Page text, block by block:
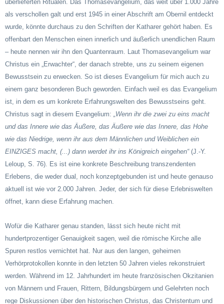
überlieferten Ritualen. Das Thomasevangelium, das weit über 1.000 Jahre
als verschollen galt und erst 1945 in einer Abschrift am Obernil entdeckt
wurde, könnte durchaus zu den Schriften der Katharer gehört haben. Es
offenbart den Menschen einen innerlich und äußerlich unendlichen Raum
– heute nennen wir ihn den Quantenraum. Laut Thomasevangelium war
Christus ein „Erwachter“, der danach strebte, uns zu seinem eigenen
Bewusstsein zu erwecken. So ist dieses Evangelium für mich auch zu
einem ganz besonderen Buch geworden. Einfach weil es das Evangelium
ist, in dem es um konkrete Erfahrungswelten des Bewusstseins geht.
Christus sagt in diesem Evangelium: „Wenn ihr die zwei zu eins macht
und das Innere wie das Äußere, das Äußere wie das Innere, das Hohe
wie das Niedrige, wenn ihr aus dem Männlichen und Weiblichen ein
EINZIGES macht, (...) dann werdet ihr ins Königreich eingehen“(J.-Y.
Leloup, S. 76). Es ist eine konkrete Beschreibung transzendenten
Erlebens, die weder dual, noch konzeptgebunden ist und heute genauso
aktuell ist wie vor 2.000 Jahren. Jeder, der sich für diese Erlebniswelten
öffnet, kann diese Erfahrung machen.
Wofür die Katharer genau standen, lässt sich heute nicht mit
hundertprozentiger Genauigkeit sagen, weil die römische Kirche alle
Spuren restlos vernichtet hat. Nur aus den langen, geheimen
Verhörprotokollen konnte in den letzten 50 Jahren vieles rekonstruiert
werden. Während im 12. Jahrhundert im heute französischen Okzitanien
von Männern und Frauen, Rittern, Bildungsbürgern und Gelehrten noch
rege Diskussionen über den historischen Christus, das Christentum und